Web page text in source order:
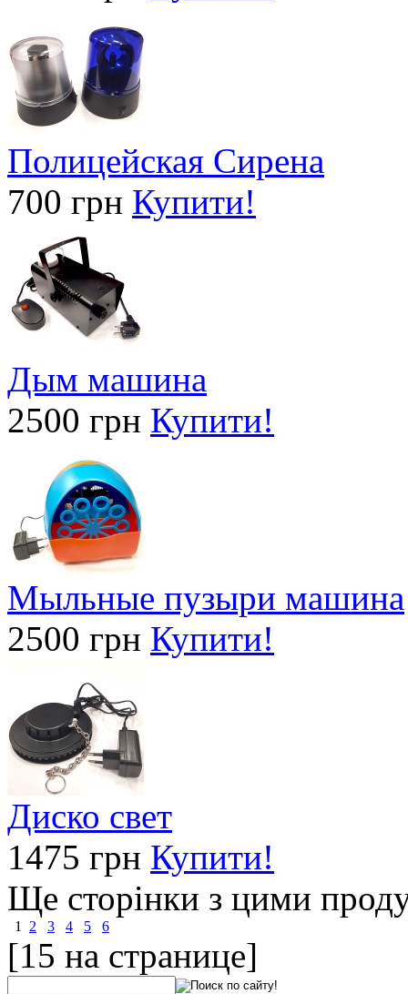
Полицейская Сирена
700 грн Купити!
Дым машина
2500 грн Купити!
Мыльные пузыри машина
2500 грн Купити!
Диско свет
1475 грн Купити!
Ще сторінки з цими
1 2 3 4 5 6
[15 на странице]